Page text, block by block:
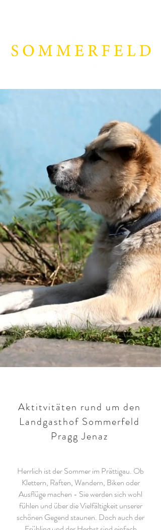
Aktitvitäten rund um den
Landgasthof Sommerfeld
Pragg Jenaz
Herrlich ist der Sommer im Prättigau. Ob
Klettern, Raften, Wandern, Biken oder
Ausflüge machen - Sie werden sich wohl
fühlen und über die Vielfältigkeit unserer
schönen Gegend staunen. Doch auch der